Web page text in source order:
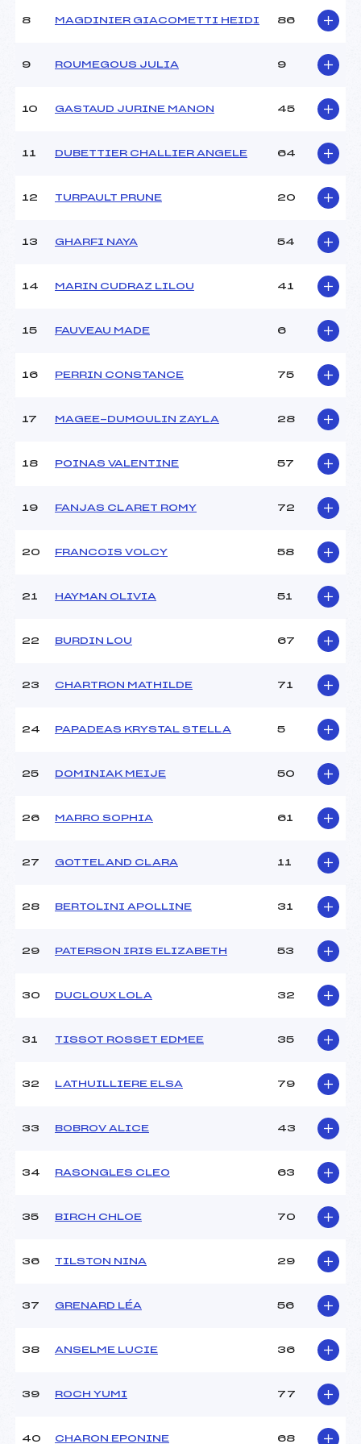
Ouvreurs C :
PORRET (SA)
11h21
OUVRIER-BUFFET (SA)
Ouvreurs B :
GIRAUD (SA)
Ouvreurs D :
Température arrivée :
U14
8 MAGDINIER GIACOMETTI HEIDI 86
9 ROUMEGOUS JULIA 9
10 GASTAUD JURINE MANON 45
11 DUBETTIER CHALLIER ANGELE 64
12 TURPAULT PRUNE 20
13 GHARFI NAYA 54
14 MARIN CUDRAZ LILOU 41
15 FAUVEAU MADE 6
16 PERRIN CONSTANCE 75
17 MAGEE-DUMOULIN ZAYLA 28
18 POINAS VALENTINE 57
19 FANJAS CLARET ROMY 72
20 FRANCOIS VOLCY 58
21 HAYMAN OLIVIA 51
22 BURDIN LOU 67
23 CHARTRON MATHILDE 71
24 PAPADEAS KRYSTAL STELLA 5
25 DOMINIAK MEIJE 50
26 MARRO SOPHIA 61
27 GOTTELAND CLARA 11
28 BERTOLINI APOLLINE 31
29 PATERSON IRIS ELIZABETH 53
30 DUCLOUX LOLA 32
31 TISSOT ROSSET EDMEE 35
32 LATHUILLIERE ELSA 79
33 BOBROV ALICE 43
34 RASONGLES CLEO 63
35 BIRCH CHLOE 70
36 TILSTON NINA 29
37 GRENARD LÉA 56
38 ANSELME LUCIE 36
39 ROCH YUMI 77
40 CHARON EPONINE 68